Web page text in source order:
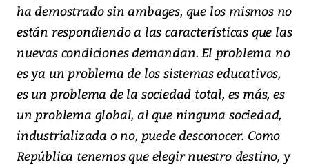
ha demostrado sin ambages, que los mismos no
están respondiendo a las características que las
nuevas condiciones demandan. El problema no
es ya un problema de los sistemas educativos,
es un problema de la sociedad total, es más, es
un problema global, al que ninguna sociedad,
industrializada o no, puede desconocer. Como
República tenemos que elegir nuestro destino, y